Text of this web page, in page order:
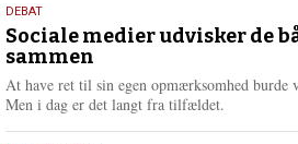
18.
maj
2026
DEBAT
Sociale medier udvisker de
sammen
At have ret til sin egen opmærksomhed burde
Men i dag er det langt fra tilfældet.